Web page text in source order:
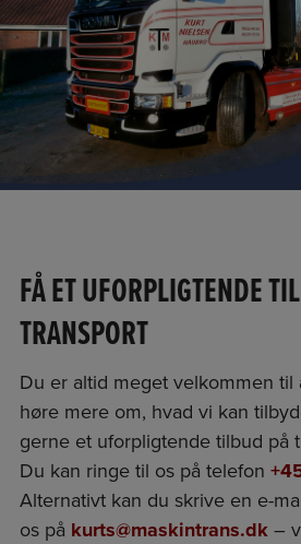
FÅ ET UFORPLIGTENDE
TRANSPORT
​Du er altid meget velkommen til
høre mere om, hvad vi kan
gerne et uforpligtende tilbud på
Du kan ringe til os på telefon
Alternativt kan du skrive en e-
os på kurts@maskintrans.dk–